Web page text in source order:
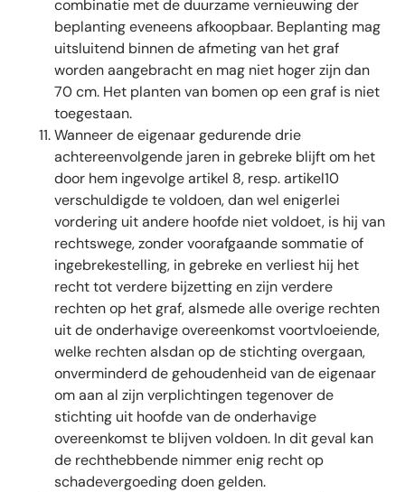
combinatie met de duurzame vernieuwing der
beplanting eveneens afkoopbaar. Beplanting mag
uitsluitend binnen de afmeting van het graf
worden aangebracht en mag niet hoger zijn dan
70 cm. Het planten van bomen op een graf is niet
toegestaan.
Wanneer de eigenaar gedurende drie
achtereenvolgende jaren in gebreke blijft om het
door hem ingevolge artikel 8, resp. artikel10
verschuldigde te voldoen, dan wel enigerlei
vordering uit andere hoofde niet voldoet, is hij van
rechtswege, zonder voorafgaande sommatie of
ingebrekestelling, in gebreke en verliest hij het
recht tot verdere bijzetting en zijn verdere
rechten op het graf, alsmede alle overige rechten
uit de onderhavige overeenkomst voortvloeiende,
welke rechten alsdan op de stichting overgaan,
onverminderd de gehoudenheid van de eigenaar
om aan al zijn verplichtingen tegenover de
stichting uit hoofde van de onderhavige
overeenkomst te blijven voldoen. In dit geval kan
de rechthebbende nimmer enig recht op
schadevergoeding doen gelden.